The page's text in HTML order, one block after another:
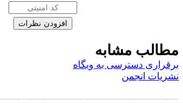
مشابه
دسترسی به وبگاه
انجمن